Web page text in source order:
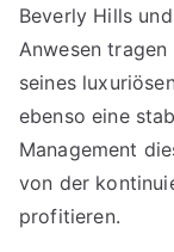
Beverly Hills
Anwesen
seines
ebenso eine
Management
von der
profitieren.